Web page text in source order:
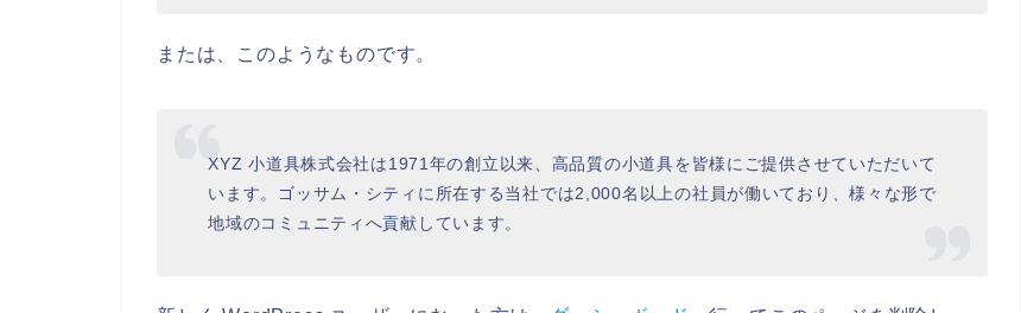
または、このようなものです。
XYZ 小道具株式会社は1971年の創立以来、高品質の小道具を皆様にご提供させていただいて
います。ゴッサム・シティに所在する当社では2,000名以上の社員が働いており、様々な形で
地域のコミュニティへ貢献しています。